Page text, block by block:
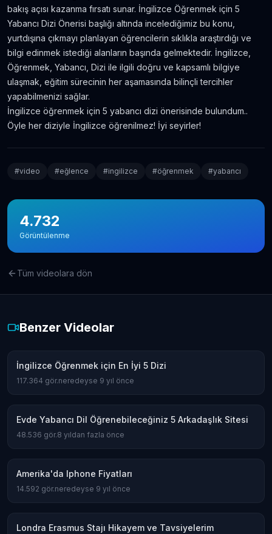
bakış açısı kazanma fırsatı sunar. İngilizce Öğrenmek için 5
Yabancı Dizi Önerisi başlığı altında incelediğimiz bu konu,
yurtdışına çıkmayı planlayan öğrencilerin sıklıkla araştırdığı ve
bilgi edinmek istediği alanların başında gelmektedir. İngilizce,
Öğrenmek, Yabancı, Dizi ile ilgili doğru ve kapsamlı bilgiye
ulaşmak, eğitim sürecinin her aşamasında bilinçli tercihler
yapabilmenizi sağlar.
İngilizce öğrenmek için 5 yabancı dizi önerisinde bulundum..
Öyle her diziyle İngilizce öğrenilmez! İyi seyirler!
#video #eğlence #ingilizce #öğrenmek #yabancı
4.732
Görüntülenme
Tüm videolara dön
Benzer Videolar
İngilizce Öğrenmek için En İyi 5 Dizi
117.364 gör.neredeyse 9 yıl önce
Evde Yabancı Dil Öğrenebileceğiniz 5 Arkadaşlık Sitesi
48.536 gör.8 yıldan fazla önce
Amerika'da Iphone Fiyatları
14.592 gör.neredeyse 9 yıl önce
Londra Erasmus Stajı Hikayem ve Tavsiyelerim